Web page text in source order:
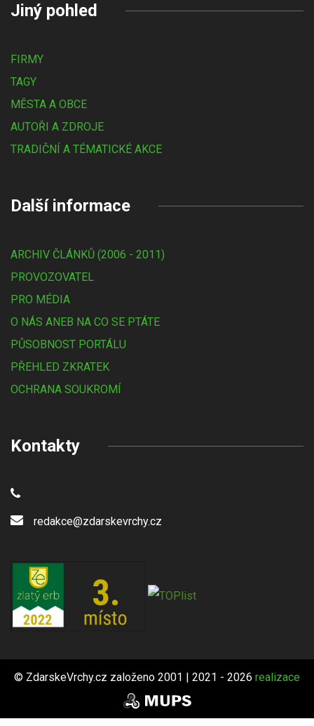
Jiný pohled
FIRMY
TAGY
MĚSTA A OBCE
AUTOŘI A ZDROJE
TRADIČNÍ A TÉMATICKÉ AKCE
Další informace
ARCHIV ČLÁNKŮ (2006 - 2011)
PROVOZOVATEL
PRO MÉDIA
O NÁS ANEB NA CO SE PTÁTE
PŮSOBNOST PORTÁLU
PŘEHLED ZKRATEK
OCHRANA SOUKROMÍ
Kontakty
redakce@zdarskevrchy.cz
© ZdarskeVrchy.cz založeno 2001 | 2021 - 2026 realizace